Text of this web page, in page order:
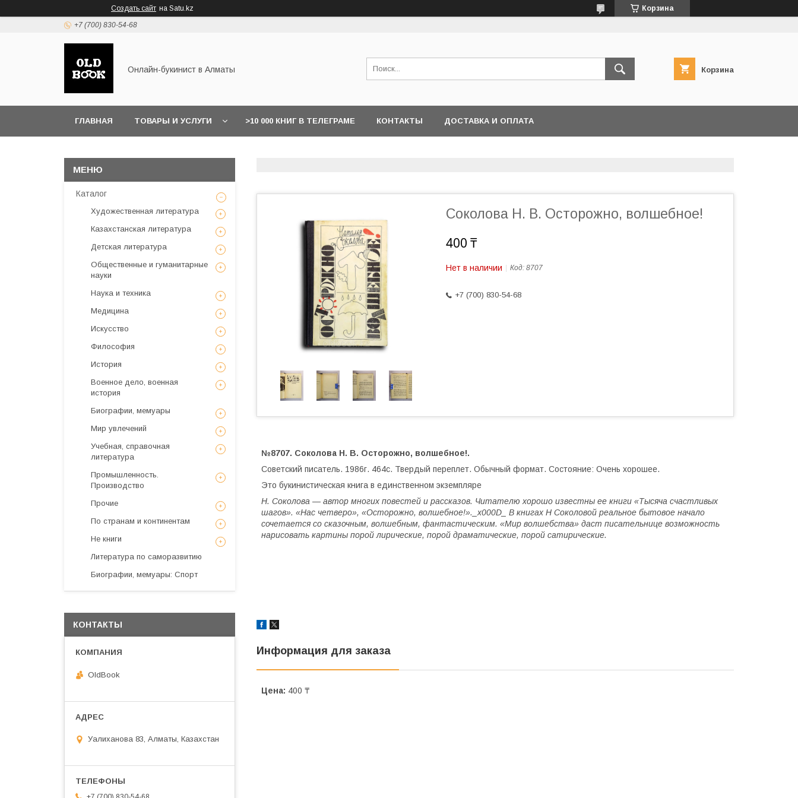
Создать сайт на Satu.kz Корзина
+7 (700) 830-54-68
Онлайн-букинист в Алматы Корзина
ГЛАВНАЯ ТОВАРЫ И УСЛУГИ >10 000 КНИГ В ТЕЛЕГРАМЕ КОНТАКТЫ ДОСТАВКА И ОПЛАТА
Соколова Н. В. Осторожно, волшебное!
400 ₸
Нет в наличии Код: 8707
+7 (700) 830-54-68
№8707. Соколова Н. В. Осторожно, волшебное!.
Советский писатель. 1986г. 464с. Твердый переплет. Обычный формат. Состояние: Очень хорошее.
Это букинистическая книга в единственном экземпляре
Н. Соколова — автор многих повестей и рассказов. Читателю хорошо известны ее книги «Тысяча счастливых
шагов». «Нас четверо», «Осторожно, волшебное!»._x000D_ В книгах Н Соколовой реальное бытовое начало
сочетается со сказочным, волшебным, фантастическим. «Мир волшебства» даст писательнице возможность
нарисовать картины порой лирические, порой драматические, порой сатирические.
Информация для заказа
Цена: 400 ₸
Каталог
Художественная литература
Казахстанская литература
Детская литература
Общественные и гуманитарные
науки
Наука и техника
Медицина
Искусствo
Философия
История
Военное дело, военная
история
Биографии, мемуары
Мир увлечений
Учебная, справочная
литература
Промышленность.
Производство
Прочие
По странам и континентам
Не книги
Литература по саморазвитию
Биографии, мемуары: Спорт
КОНТАКТЫ
OldBook
Уалиханова 83, Алматы, Казахстан